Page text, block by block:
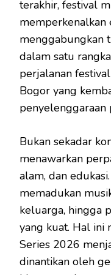
terakhir, festival
memperkenalkan
menggabungkan
dalam satu
perjalanan
Bogor yang
penyelenggaraan
Bukan sekadar
menawarkan
alam, dan
memadukan
keluarga, hingga
yang kuat. Hal ini
Series 2026
dinantikan oleh